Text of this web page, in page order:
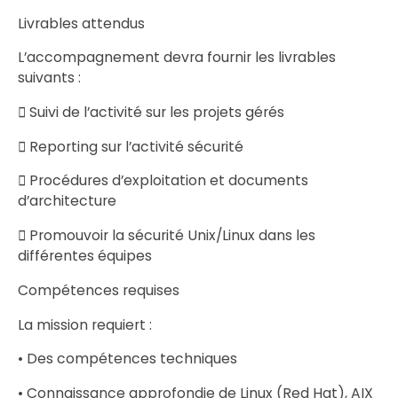
Livrables attendus
L’accompagnement devra fournir les livrables
suivants :
 Suivi de l’activité sur les projets gérés
 Reporting sur l’activité sécurité
 Procédures d’exploitation et documents
d’architecture
 Promouvoir la sécurité Unix/Linux dans les
différentes équipes
Compétences requises
La mission requiert :
• Des compétences techniques
• Connaissance approfondie de Linux (Red Hat), AIX